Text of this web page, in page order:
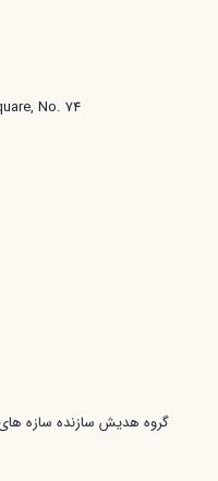
No. 74
گروه هدیش سازنده سازه